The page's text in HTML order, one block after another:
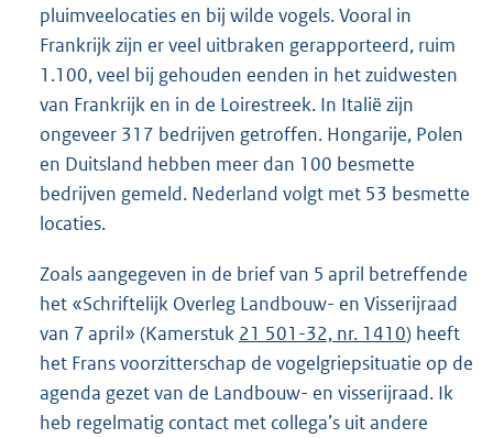
pluimveelocaties en bij wilde vogels. Vooral in
Frankrijk zijn er veel uitbraken gerapporteerd, ruim
1.100, veel bij gehouden eenden in het zuidwesten
van Frankrijk en in de Loirestreek. In Italië zijn
ongeveer 317 bedrijven getroffen. Hongarije, Polen
en Duitsland hebben meer dan 100 besmette
bedrijven gemeld. Nederland volgt met 53 besmette
locaties.
Zoals aangegeven in de brief van 5 april betreffende
het «Schriftelijk Overleg Landbouw- en Visserijraad
van 7 april» (Kamerstuk 21 501-32, nr. 1410) heeft
het Frans voorzitterschap de vogelgriepsituatie op de
agenda gezet van de Landbouw- en visserijraad. Ik
heb regelmatig contact met collega’s uit andere